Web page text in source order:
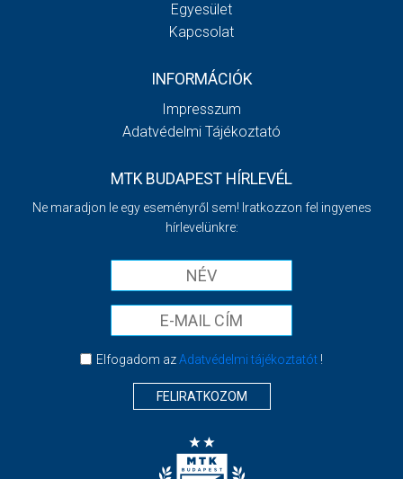
Egyesület
Kapcsolat
INFORMÁCIÓK
Impresszum
Adatvédelmi Tájékoztató
MTK BUDAPEST HÍRLEVÉL
Ne maradjon le egy eseményről sem! Iratkozzon fel ingyenes
hírlevelünkre:
Elfogadom azAdatvédelmi tájékoztatót!
FELIRATKOZOM